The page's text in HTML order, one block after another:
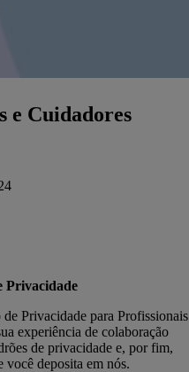
e Cuidadores
Privacidade
Privacidade para Profissionais
experiência de colaboração
de privacidade e, por fim,
você deposita em nós.